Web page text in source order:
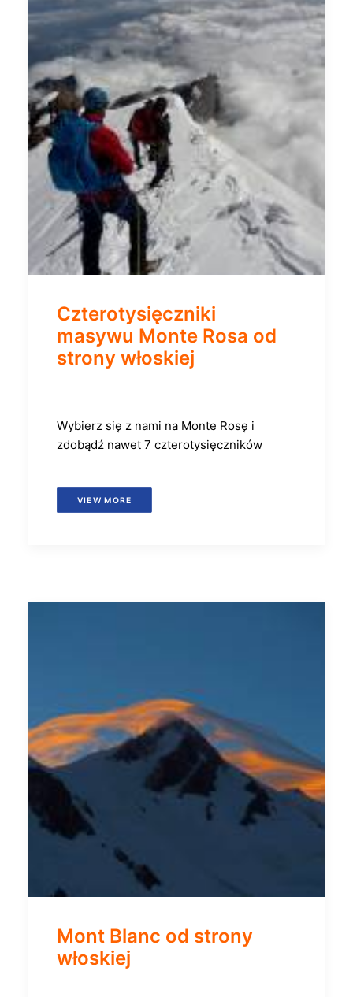
Czterotysięczniki
masywu Monte Rosa od
strony włoskiej
Wybierz się z nami na Monte Rosę i
zdobądź nawet 7 czterotysięczników
VIEW MORE
Mont Blanc od strony
włoskiej